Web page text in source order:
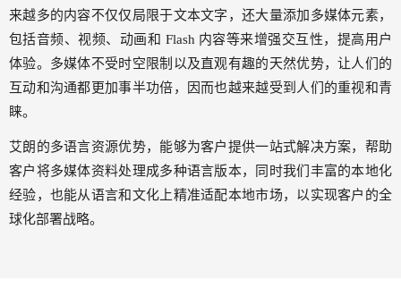
来越多的内容不仅仅局限于文本文字，还大量添加多媒体元素，
包括音频、视频、动画和 Flash 内容等来增强交互性，提高用户
体验。多媒体不受时空限制以及直观有趣的天然优势，让人们的
互动和沟通都更加事半功倍，因而也越来越受到人们的重视和青
睐。
艾朗的多语言资源优势，能够为客户提供一站式解决方案，帮助
客户将多媒体资料处理成多种语言版本，同时我们丰富的本地化
经验，也能从语言和文化上精准适配本地市场，以实现客户的全
球化部署战略。